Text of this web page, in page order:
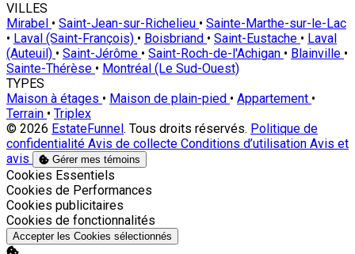
VILLES
Mirabel • Saint-Jean-sur-Richelieu • Sainte-Marthe-sur-le-Lac
• Laval (Saint-François) • Boisbriand • Saint-Eustache • Laval
(Auteuil) • Saint-Jérôme • Saint-Roch-de-l'Achigan • Blainville •
Sainte-Thérèse • Montréal (Le Sud-Ouest)
TYPES
Maison à étages • Maison de plain-pied • Appartement •
Terrain • Triplex
© 2026 EstateFunnel . Tous droits réservés. Politique de
confidentialité Avis de collecte Conditions d’utilisation Avis et
avis
Gérer mes témoins
Activer
Cookies Essentiels
Activer
Cookies de Performances
Activer
Cookies publicitaires
Activer
Cookies de fonctionnalités
Accepter les Cookies sélectionnés